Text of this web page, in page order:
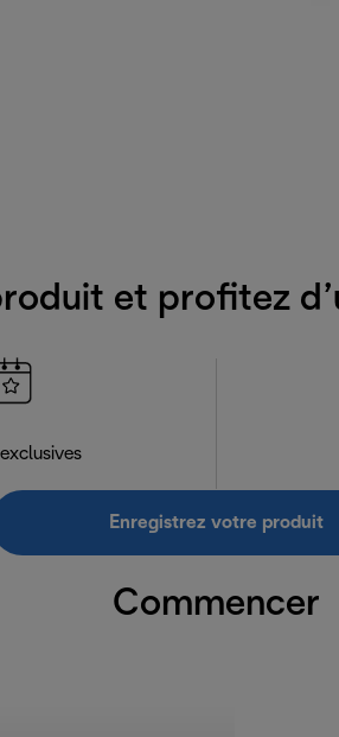
et profitez
Enregistrez votre produit
Commencer